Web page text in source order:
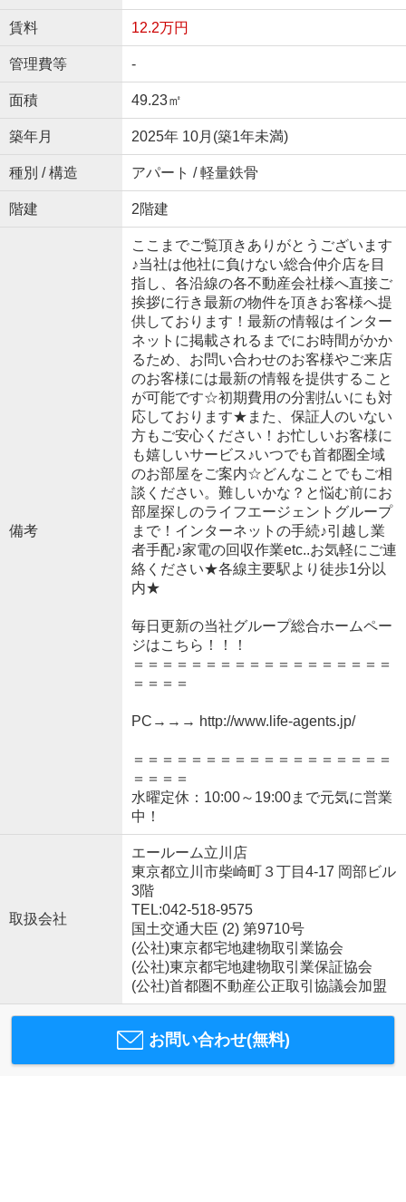
賃料 12.2万円
管理費等 -
面積 49.23㎡
築年月 2025年 10月(築1年未満)
種別 / 構造 アパート / 軽量鉄骨
階建 2階建
備考
ここまでご覧頂きありがとうございます
♪当社は他社に負けない総合仲介店を目
指し、各沿線の各不動産会社様へ直接ご
挨拶に行き最新の物件を頂きお客様へ提
供しております！最新の情報はインター
ネットに掲載されるまでにお時間がかか
るため、お問い合わせのお客様やご来店
のお客様には最新の情報を提供すること
が可能です☆初期費用の分割払いにも対
応しております★また、保証人のいない
方もご安心ください！お忙しいお客様に
も嬉しいサービス♪いつでも首都圏全域
のお部屋をご案内☆どんなことでもご相
談ください。難しいかな？と悩む前にお
部屋探しのライフエージェントグループ
まで！インターネットの手続♪引越し業
者手配♪家電の回収作業etc..お気軽にご連
絡ください★各線主要駅より徒歩1分以
内★
毎日更新の当社グループ総合ホームペー
ジはこちら！！！
＝＝＝＝＝＝＝＝＝＝＝＝＝＝＝＝＝＝
＝＝＝＝
PC→→→ http://www.life-agents.jp/
＝＝＝＝＝＝＝＝＝＝＝＝＝＝＝＝＝＝
＝＝＝＝
水曜定休：10:00～19:00まで元気に営業
中！
取扱会社
エールーム立川店
東京都立川市柴崎町３丁目4-17 岡部ビル
3階
TEL:042-518-9575
国土交通大臣 (2) 第9710号
(公社)東京都宅地建物取引業協会
(公社)東京都宅地建物取引業保証協会
(公社)首都圏不動産公正取引協議会加盟
お問い合わせ(無料)